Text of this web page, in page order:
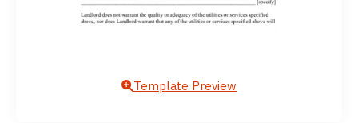
Template Preview